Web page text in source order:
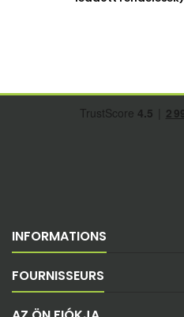
INFORMATIONS
FOURNISSEURS